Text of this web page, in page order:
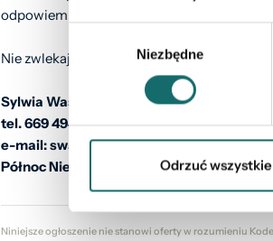
zgody
Niezbędne
Odrzuć wszystkie
odpowiem na pytania dotyczące Twojej
Nie zwlekaj, zadzwoń już teraz!
Sylwia Wasyluk
tel. 669 494 034
e-mail: swasyluk@polnoc.pl
Północ Nieruchomości
Niniejsze ogłoszenie nie stanowi oferty w rozumieniu